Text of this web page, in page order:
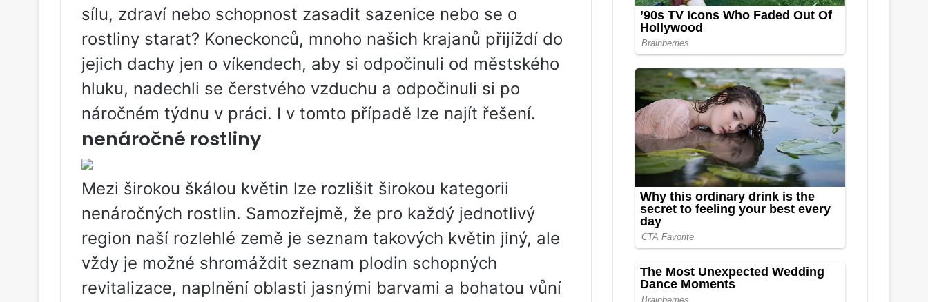
sílu, zdraví nebo schopnost zasadit sazenice nebo se o
rostliny starat? Koneckonců, mnoho našich krajanů přijíždí do
jejich dachy jen o víkendech, aby si odpočinuli od městského
hluku, nadechli se čerstvého vzduchu a odpočinuli si po
náročném týdnu v práci. I v tomto případě lze najít řešení.
nenáročné rostliny
Mezi širokou škálou květin lze rozlišit širokou kategorii
nenáročných rostlin. Samozřejmě, že pro každý jednotlivý
region naší rozlehlé země je seznam takových květin jiný, ale
vždy je možné shromáždit seznam plodin schopných
revitalizace, naplnění oblasti jasnými barvami a bohatou vůní